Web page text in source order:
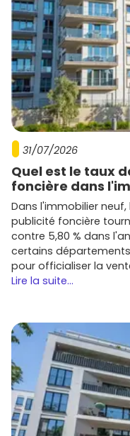
31/07/2026
Quel est le taux
foncière dans
Dans l'immobilier
publicité foncière
contre 5,80 % dans
certains
pour officialiser la
Lire la suite...